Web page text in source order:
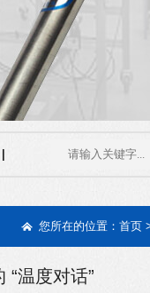
您所在的位置： 首页
“温度对话”